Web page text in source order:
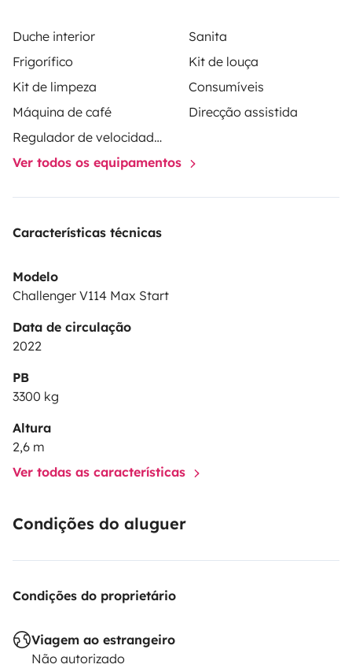
Duche interior
Sanita
Frigorífico
Kit de louça
Kit de limpeza
Consumíveis
Máquina de café
Direcção assistida
Regulador de velocidade / Cruise Control
Ver todos os equipamentos
Características técnicas
Modelo
Challenger V114 Max Start
Data de circulação
2022
PB
3300 kg
Altura
2,6 m
Ver todas as características
Condições do aluguer
Condições do proprietário
Viagem ao estrangeiro
Não autorizado